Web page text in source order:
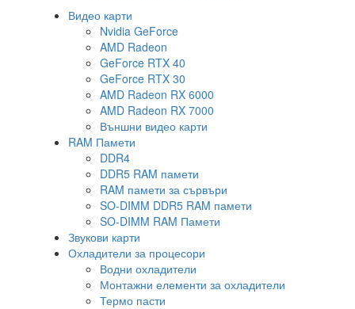
Видео карти
Nvidia GeForce
AMD Radeon
GeForce RTX 40
GeForce RTX 30
AMD Radeon RX 6000
AMD Radeon RX 7000
Външни видео карти
RAM Памети
DDR4
DDR5 RAM памети
RAM памети за сървъри
SO-DIMM DDR5 RAM памети
SO-DIMM RAM Памети
Звукови карти
Охладители за процесори
Водни охладители
Монтажни елементи за охладители
Термо пасти